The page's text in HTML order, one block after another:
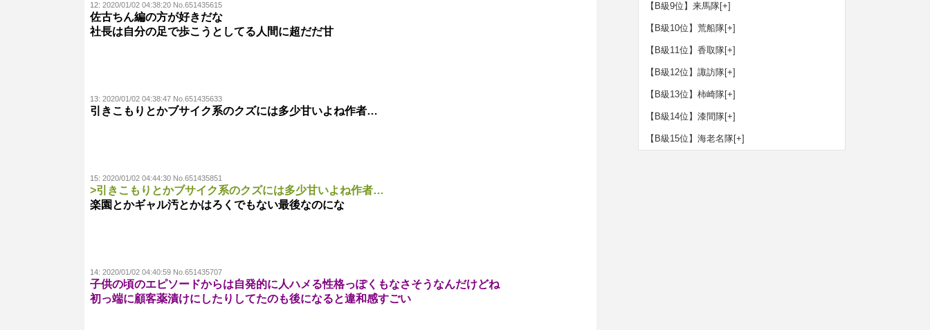
12: 2020/01/02 04:38:20 No.651435615
佐古ちん編の方が好きだな
社長は自分の足で歩こうとしてる人間に超だだ甘
13: 2020/01/02 04:38:47 No.651435633
引きこもりとかブサイク系のクズには多少甘いよね作者…
15: 2020/01/02 04:44:30 No.651435851
>引きこもりとかブサイク系のクズには多少甘いよね作者…
楽園とかギャル汚とかはろくでもない最後なのにな
14: 2020/01/02 04:40:59 No.651435707
子供の頃のエピソードからは自発的に人ハメる性格っぽくもなさそうなんだけどね
初っ端に顧客薬漬けにしたりしてたのも後になると違和感すごい
【B級9位】来馬隊[+]
【B級10位】荒船隊[+]
【B級11位】香取隊[+]
【B級12位】諏訪隊[+]
【B級13位】柿崎隊[+]
【B級14位】漆間隊[+]
【B級15位】海老名隊[+]